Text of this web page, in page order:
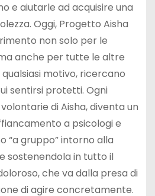
e aiutarle ad acquisire una
Oggi, Progetto Aisha
non solo per le
anche per tutte le altre
motivo, ricercano
sentirsi protetti. Ogni
di Aisha, diventa un
a psicologi e
“a gruppo” intorno alla
sostenendola in tutto il
che va dalla presa di
di agire concretamente.